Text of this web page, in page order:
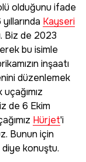
olduğunu ifade
Kayseri
Biz de 2023
bu isimle
inşaatı
düzenlemek
de 6 Ekim
Hürjet'i
Bunun için
diye konuştu.